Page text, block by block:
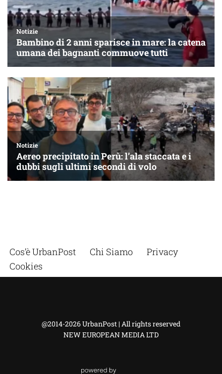
Cos’è UrbanPost Chi Siamo
Privacy
Cookies
@2014-2026 UrbanPost | All rights reserved
NEW EUROPEAN MEDIA LTD